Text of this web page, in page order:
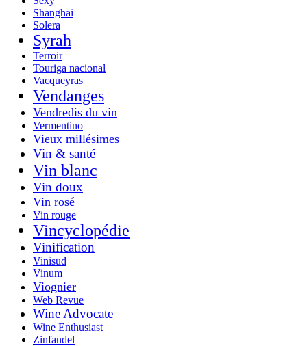
Shanghai
Solera
Syrah
Terroir
Touriga nacional
Vacqueyras
Vendanges
Vendredis du vin
Vermentino
Vieux millésimes
Vin & santé
Vin blanc
Vin doux
Vin rosé
Vin rouge
Vincyclopédie
Vinification
Vinisud
Vinum
Viognier
Web Revue
Wine Advocate
Wine Enthusiast
Zinfandel